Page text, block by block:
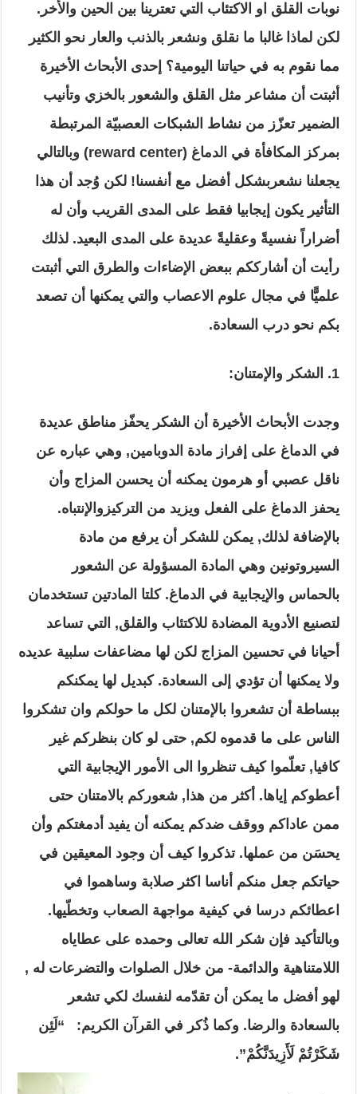
نوبات القلق او الاكتئاب التي تعترينا بين الحين والأخر.
لكن لماذا غالبا ما نقلق ونشعر بالذنب والعار نحو الكثير
مما نقوم به في حياتنا اليومية؟ إحدى الأبحاث الأخيرة
أثبتت أن مشاعر مثل القلق والشعور بالخزي وتأنيب
الضمير تعزّز من نشاط الشبكات العصبيّة المرتبطة
بمركز المكافأة في الدماغ (reward center) وبالتالي
يجعلنا نشعربشكل أفضل مع أنفسنا! لكن وُجد أن هذا
التأثير يكون إيجابيا فقط على المدى القريب وأن له
أضراراً نفسيةً وعقليةً عديدة على المدى البعيد. لذلك
رأيت أن أشارككم ببعض الإضاءات والطرق التي أثبتت
علميًّا في مجال علوم الاعصاب والتي يمكنها أن تصعد
بكم نحو درب السعادة.
1. الشكر والإمتنان:
وجدت الأبحاث الأخيرة أن الشكر يحفّز مناطق عديدة
في الدماغ على إفراز مادة الدوبامين, وهي عباره عن
ناقل عصبي أو هرمون يمكنه أن يحسن المزاج وأن
يحفز الدماغ على الفعل ويزيد من التركيزوالإنتباه.
بالإضافة لذلك, يمكن للشكر أن يرفع من مادة
السيروتونين وهي المادة المسؤولة عن الشعور
بالحماس والإيجابية في الدماغ. كلتا المادتين تستخدمان
لتصنيع الأدوية المضادة للاكتئاب والقلق, التي تساعد
أحيانا في تحسين المزاج لكن لها مضاعفات سلبية عديده
ولا يمكنها أن تؤدي إلى السعادة. كبديل لها يمكنكم
ببساطة أن تشعروا بالإمتنان لكل ما حولكم وان تشكروا
الناس على ما قدموه لكم, حتى لو كان بنظركم غير
كافيا, تعلّموا كيف تنظروا الى الأمور الإيجابية التي
أعطوكم إياها. أكثر من هذا, شعوركم بالامتنان حتى
ممن عاداكم ووقف ضدكم يمكنه أن يفيد أدمغتكم وأن
يحسَن من عملها. تذكروا كيف أن وجود المعيقين في
حياتكم جعل منكم أناسا اكثر صلابة وساهموا في
اعطائكم درسا في كيفية مواجهة الصعاب وتخطّيها.
وبالتأكيد فإن شكر الله تعالى وحمده على عطاياه
اللامتناهية والدائمة- من خلال الصلوات والتضرعات له ,
لهو أفضل ما يمكن أن تقدّمه لنفسك لكي تشعر
بالسعادة والرضا. وكما ذُكر في القرآن الكريم: “لَئِن
شَكَرْتُمْ لَأَزِيدَنَّكُمْ”.